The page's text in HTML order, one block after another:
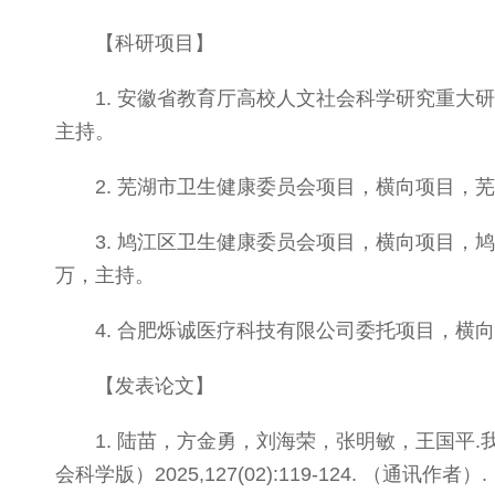
【科研项目】
1. 安徽省教育厅高校人文社会科学研究重大
主持。
2. 芜湖市卫生健康委员会项目，横向项目，
3. 鸠江区卫生健康委员会项目，横向项目，
万，主持。
4. 合肥烁诚医疗科技有限公司委托项目，横
【发表论文】
1. 陆苗，方金勇，刘海荣，张明敏，王国平.
会科学版）2025,127(02):119-124. （通讯作者）.